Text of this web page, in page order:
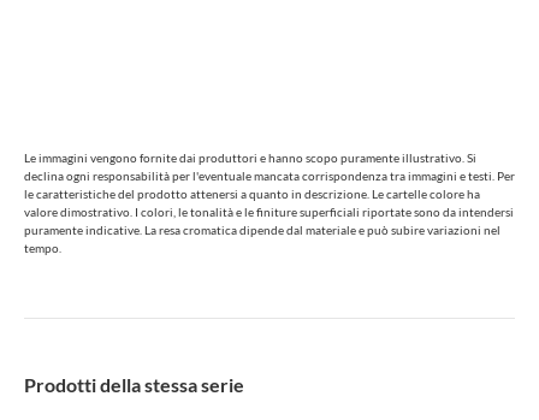
Le immagini vengono fornite dai produttori e hanno scopo puramente illustrativo. Si
declina ogni responsabilità per l'eventuale mancata corrispondenza tra immagini e testi. Per
le caratteristiche del prodotto attenersi a quanto in descrizione. Le cartelle colore ha
valore dimostrativo. I colori, le tonalità e le finiture superficiali riportate sono da intendersi
puramente indicative. La resa cromatica dipende dal materiale e può subire variazioni nel
tempo.
Prodotti della stessa serie